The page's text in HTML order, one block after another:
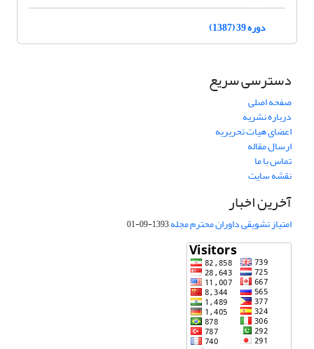
دوره 39 (1387)
دسترسی سریع
صفحه اصلی
درباره نشریه
اعضای هیات تحریریه
ارسال مقاله
تماس با ما
نقشه سایت
آخرین اخبار
امتیاز تشویقی داوران محترم مجله1393-09-01